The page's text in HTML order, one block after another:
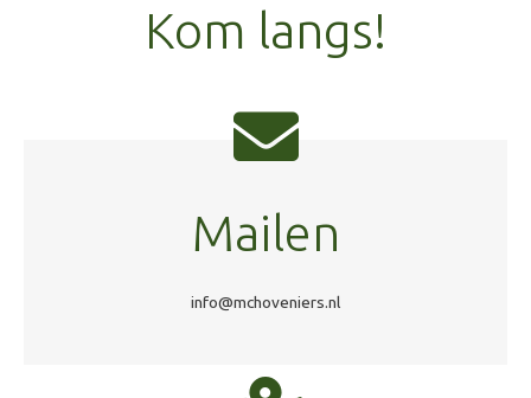
Kom langs!
Mailen
info@mchoveniers.nl